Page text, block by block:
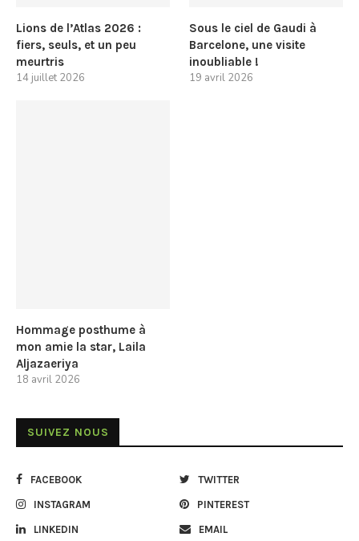
Lions de l’Atlas 2026 :
fiers, seuls, et un peu
meurtris
14 juillet 2026
Sous le ciel de Gaudi à
Barcelone, une visite
inoubliable !
19 avril 2026
Hommage posthume à
mon amie la star, Laila
Aljazaeriya
18 avril 2026
SUIVEZ NOUS
FACEBOOK TWITTER
INSTAGRAM PINTEREST
LINKEDIN EMAIL